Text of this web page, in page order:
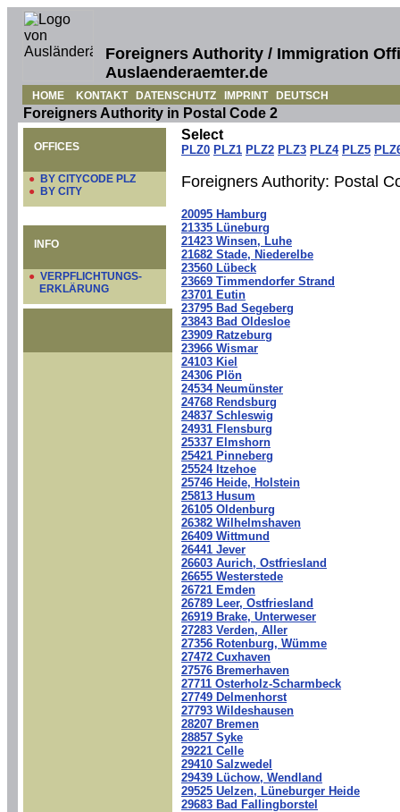
Foreigners Authority / Immigration
Auslaenderaemter.de
HOME KONTAKT DATENSCHUTZ IMPRINT DEUTSCH
Foreigners Authority in Postal Code 2
OFFICES
● BY CITYCODE PLZ
● BY CITY
INFO
● VERPFLICHTUNGS-
ERKLÄRUNG
Select
PLZ0 PLZ1 PLZ2 PLZ3 PLZ4 PLZ5
Foreigners Authority: Postal
20095 Hamburg
21335 Lüneburg
21423 Winsen, Luhe
21682 Stade, Niederelbe
23560 Lübeck
23669 Timmendorfer Strand
23701 Eutin
23795 Bad Segeberg
23843 Bad Oldesloe
23909 Ratzeburg
23966 Wismar
24103 Kiel
24306 Plön
24534 Neumünster
24768 Rendsburg
24837 Schleswig
24931 Flensburg
25337 Elmshorn
25421 Pinneberg
25524 Itzehoe
25746 Heide, Holstein
25813 Husum
26105 Oldenburg
26382 Wilhelmshaven
26409 Wittmund
26441 Jever
26603 Aurich, Ostfriesland
26655 Westerstede
26721 Emden
26789 Leer, Ostfriesland
26919 Brake, Unterweser
27283 Verden, Aller
27356 Rotenburg, Wümme
27472 Cuxhaven
27576 Bremerhaven
27711 Osterholz-Scharmbeck
27749 Delmenhorst
27793 Wildeshausen
28207 Bremen
28857 Syke
29221 Celle
29410 Salzwedel
29439 Lüchow, Wendland
29525 Uelzen, Lüneburger Heide
29683 Bad Fallingborstel